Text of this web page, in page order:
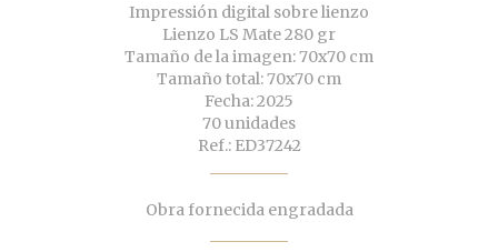
Impressión digital sobre lienzo
Lienzo LS Mate 280 gr
Tamaño de la imagen: 70x70 cm
Tamaño total: 70x70 cm
Fecha: 2025
70 unidades
Ref.: ED37242
Obra fornecida engradada